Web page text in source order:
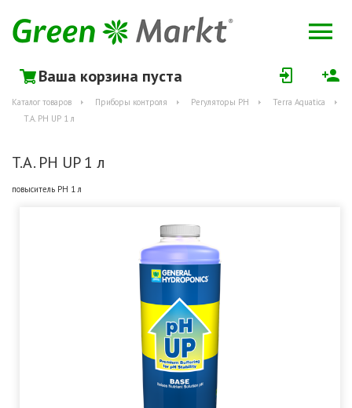
Ваша корзина пуста
Каталог товаров Приборы контроля Регуляторы РН
Terra Aquatica
T.A. PH UP 1 л
T.A. PH UP 1 л
повыситель РН 1 л